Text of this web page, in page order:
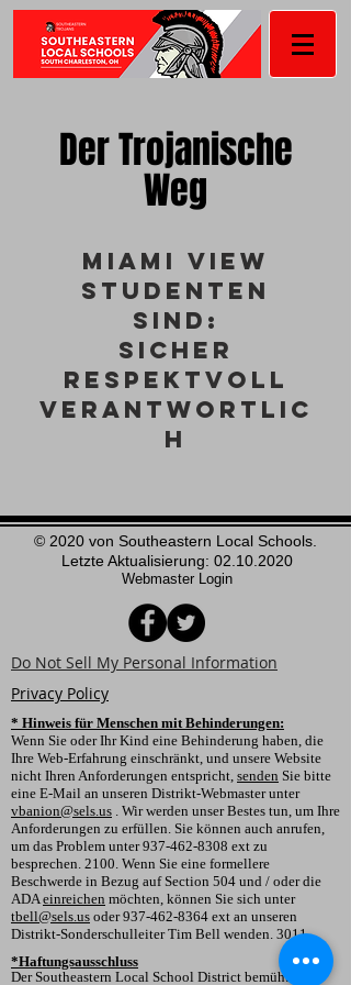
Der Trojanische
Weg
Miami View
Studenten
sind:
Sicher
Respektvoll
Verantwortlic
h
© 2020 von Southeastern Local Schools.
Letzte Aktualisierung: 02.10.2020
Webmaster Login
Do Not Sell My Personal Information
Privacy Policy
* Hinweis für Menschen mit Behinderungen:
Wenn Sie oder Ihr Kind eine Behinderung haben, die
Ihre Web-Erfahrung einschränkt, und unsere Website
nicht Ihren Anforderungen entspricht, senden Sie bitte
eine E-Mail an unseren Distrikt-Webmaster unter
vbanion@sels.us . Wir werden unser Bestes tun, um Ihre
Anforderungen zu erfüllen. Sie können auch anrufen,
um das Problem unter 937-462-8308 ext zu
besprechen. 2100. Wenn Sie eine formellere
Beschwerde in Bezug auf Section 504 und / oder die
ADAeinreichen möchten, können Sie sich unter
tbell@sels.us oder937-462-8364 ext an unseren
Distrikt-Sonderschulleiter Tim Bell wenden. 3011.
*Haftungsausschluss
Der Southeastern Local School District bemüht sich